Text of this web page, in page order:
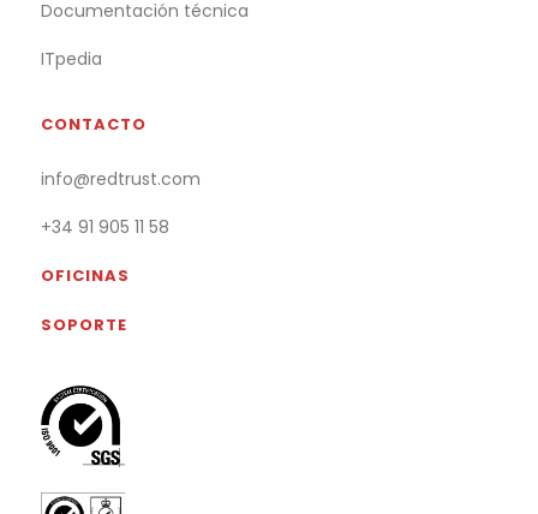
Documentación técnica
ITpedia
CONTACTO
info@redtrust.com
+34 91 905 11 58
OFICINAS
SOPORTE